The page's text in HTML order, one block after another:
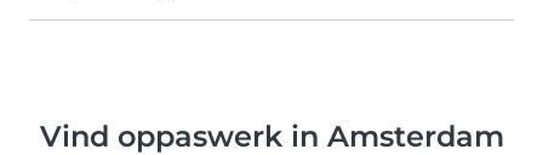
Vind oppaswerk in Amsterdam